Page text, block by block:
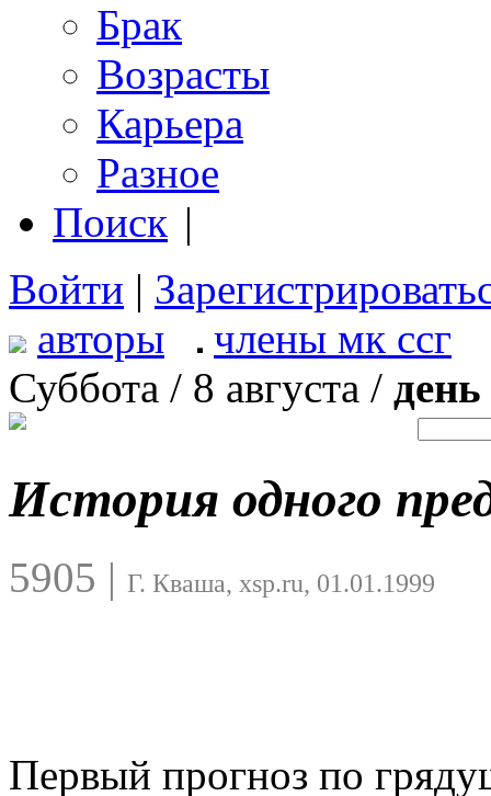
Брак
Возрасты
Карьера
Разное
Поиск |
Войти |
авторы
члены мк ссг
Суббота / 8 августа /
История одного
5905 | Г. Кваша, xsp.ru, 01.01.1999
Первый прогноз по